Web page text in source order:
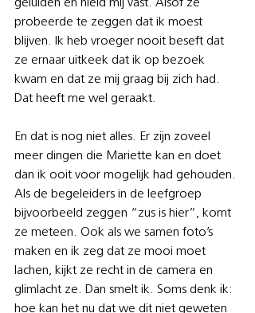
geluiden en hield mij vast. Alsof ze
probeerde te zeggen dat ik moest
blijven. Ik heb vroeger nooit beseft dat
ze ernaar uitkeek dat ik op bezoek
kwam en dat ze mij graag bij zich had.
Dat heeft me wel geraakt.
En dat is nog niet alles. Er zijn zoveel
meer dingen die Mariette kan en doet
dan ik ooit voor mogelijk had gehouden.
Als de begeleiders in de leefgroep
bijvoorbeeld zeggen “zus is hier”, komt
ze meteen. Ook als we samen foto’s
maken en ik zeg dat ze mooi moet
lachen, kijkt ze recht in de camera en
glimlacht ze. Dan smelt ik. Soms denk ik:
hoe kan het nu dat we dit niet geweten